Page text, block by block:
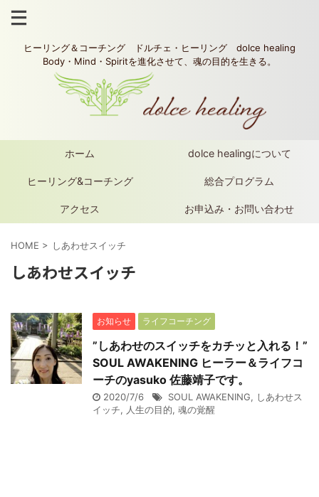
ヒーリング＆コーチング ドルチェ・ヒーリング dolce healing
Body・Mind・Spiritを進化させて、魂の目的を生きる。
ホーム dolce healingについて
ヒーリング&コーチング 総合プログラム
アクセス お申込み・お問い合わせ
HOME > しあわせスイッチ
しあわせスイッチ
お知らせ ライフコーチング
”しあわせのスイッチをカチッと入れる！”
SOUL AWAKENING ヒーラー＆ライフコ
ーチのyasuko 佐藤靖子です。
2020/7/6 SOUL AWAKENING, しあわせス
イッチ, 人生の目的, 魂の覚醒